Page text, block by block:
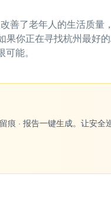
善了老年人的生活质
你正在寻找杭州最好
能。
痕 · 报告一键生成。让安全